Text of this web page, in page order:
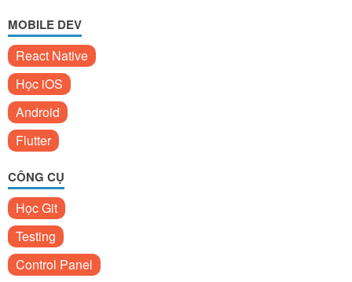
MOBILE DEV
React Native
Học iOS
Android
Flutter
CÔNG CỤ
Học Git
Testing
Control Panel